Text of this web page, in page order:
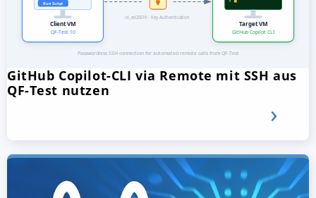
GitHub Copilot-CLI via Remote mit SSH aus
QF-Test nutzen